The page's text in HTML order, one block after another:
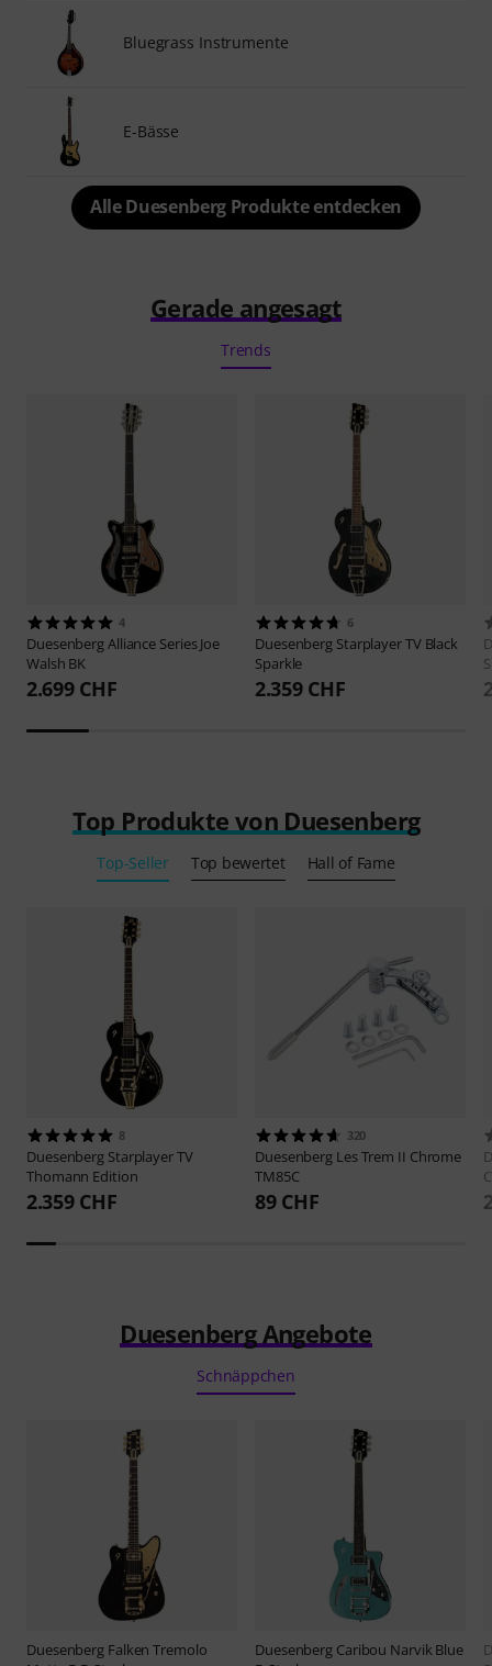
Bluegrass Instrumente
E-Bässe
Alle Duesenberg Produkte entdecken
Gerade angesagt
Trends
4
DuesenbergAlliance Series Joe
Walsh BK
2.699 CHF
6
Duesenberg Starplayer TV Black
Sparkle
2.359 CHF
Top Produkte von Duesenberg
Top-Seller Top bewertet Hall of Fame
8
Duesenberg Starplayer TV
Thomann Edition
2.359 CHF
320
Duesenberg Les Trem II Chrome
TM85C
89 CHF
Duesenberg Angebote
Schnäppchen
Duesenberg Falken Tremolo
Duesenberg Caribou Narvik Blue